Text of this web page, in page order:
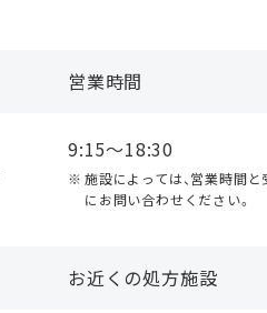
営業時間
9:15〜18:30
施設によっては、営業時間
にお問い合わせください。
お近くの処方施設